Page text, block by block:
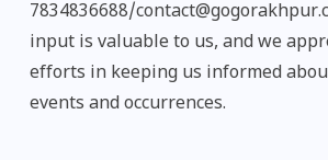
7834836688/
input is valuable to us, and we
efforts in keeping us informed
events and occurrences.